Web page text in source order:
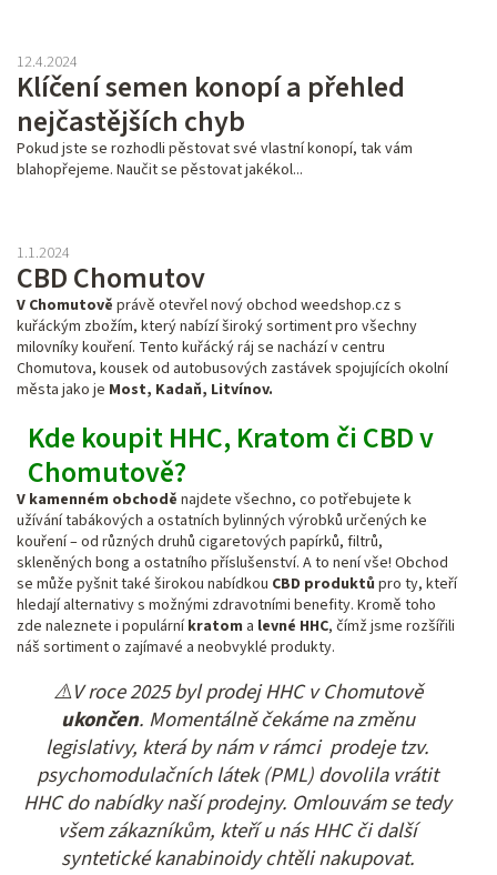
Klíčení semen konopí a přehled
nejčastějších chyb
12.4.2024
Pokud jste se rozhodli pěstovat své vlastní konopí, tak vám
blahopřejeme. Naučit se pěstovat jakékol...
CBD Chomutov
1.1.2024
V Chomutově právě otevřel nový obchod weedshop.cz s
kuřáckým zbožím, který nabízí široký sortiment pro všechny
milovníky kouření. Tento kuřácký ráj se nachází v centru
Chomutova, kousek od autobusových zastávek spojujících okolní
města jako je Most, Kadaň, Litvínov.
Kde koupit HHC, Kratom či CBD v
Chomutově?
V kamenném obchodě najdete všechno, co potřebujete k
užívání tabákových a ostatních bylinných výrobků určených ke
kouření – od různých druhů cigaretových papírků, filtrů,
skleněných bong a ostatního příslušenství. A to není vše! Obchod
se může pyšnit také širokou nabídkou CBD produktů pro ty, kteří
hledají alternativy s možnými zdravotními benefity. Kromě toho
zde naleznete i populárníkratom a levné HHC, čímž jsme rozšířili
náš sortiment o zajímavé a neobvyklé produkty.
⚠️V roce 2025 byl prodej HHC v Chomutově
ukončen. Momentálně čekáme na změnu
legislativy, která by nám v rámci prodeje tzv.
psychomodulačních látek (PML) dovolila vrátit
HHC do nabídky naší prodejny. Omlouvám se tedy
všem zákazníkům, kteří u nás HHC či další
syntetické kanabinoidy chtěli nakupovat.